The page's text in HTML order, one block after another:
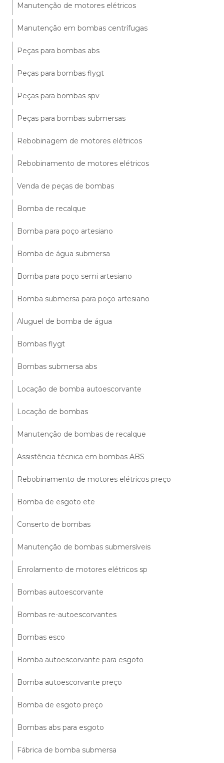
Manutenção de motores elétricos
Manutenção em bombas centrífugas
Peças para bombas abs
Peças para bombas flygt
Peças para bombas spv
Peças para bombas submersas
Rebobinagem de motores elétricos
Rebobinamento de motores elétricos
Venda de peças de bombas
Bomba de recalque
Bomba para poço artesiano
Bomba de água submersa
Bomba para poço semi artesiano
Bomba submersa para poço artesiano
Aluguel de bomba de água
Bombas flygt
Bombas submersa abs
Locação de bomba autoescorvante
Locação de bombas
Manutenção de bombas de recalque
Assistência técnica em bombas ABS
Rebobinamento de motores elétricos preço
Bomba de esgoto ete
Conserto de bombas
Manutenção de bombas submersíveis
Enrolamento de motores elétricos sp
Bombas autoescorvante
Bombas re-autoescorvantes
Bombas esco
Bomba autoescorvante para esgoto
Bomba autoescorvante preço
Bomba de esgoto preço
Bombas abs para esgoto
Fábrica de bomba submersa